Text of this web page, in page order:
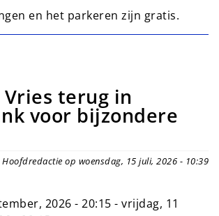
en het parkeren zijn gratis.
terug in
voor bijzondere
op woensdag, 15 juli, 2026 - 10:39
2026 - 20:15 - vrijdag, 11